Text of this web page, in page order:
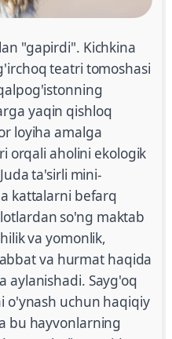
"gapirdi". Kichkina
teatri tomoshasi
yaqin qishloq
loyiha amalga
orqali aholini ekologik
ta'sirli mini-
kattalarni befarq
so'ng maktab
va yomonlik,
va hurmat haqida
aylanishadi. Sayg'oq
o'ynash uchun haqiqiy
bu hayvonlarning